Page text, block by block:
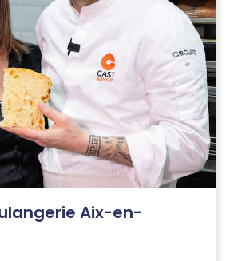
Aix-en-